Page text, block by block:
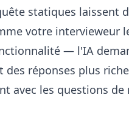
statiques laissent
votre intervieweur
— l'IA
réponses plus
avec les questions